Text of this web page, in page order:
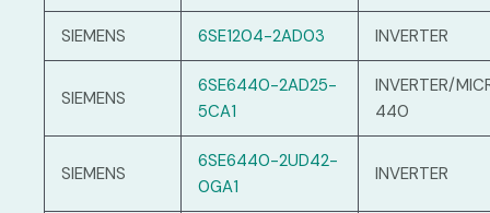
SIEMENS 6SE1204-2AD03 INVERTER
SIEMENS
6SE6440-2AD25-
5CA1
INVERTER/
440
SIEMENS
6SE6440-2UD42-
0GA1
INVERTER